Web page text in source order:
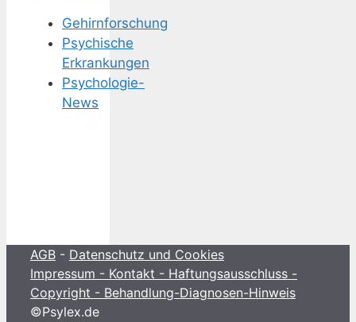
Gehirnforschung
Psychische
Erkrankungen
Psychologie-
News
AGB - Datenschutz und Cookies
Impressum - Kontakt - Haftungsausschluss -
Copyright - Behandlung-Diagnosen-Hinweis
©Psylex.de